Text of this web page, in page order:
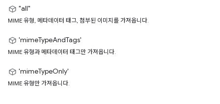
"all"
MIME 유형, 메타데이터 태그, 첨부된 이미지를 가져옵니다.
'mimeTypeAndTags'
MIME 유형과 메타데이터 태그만 가져옵니다.
'mimeTypeOnly'
MIME 유형만 가져옵니다.